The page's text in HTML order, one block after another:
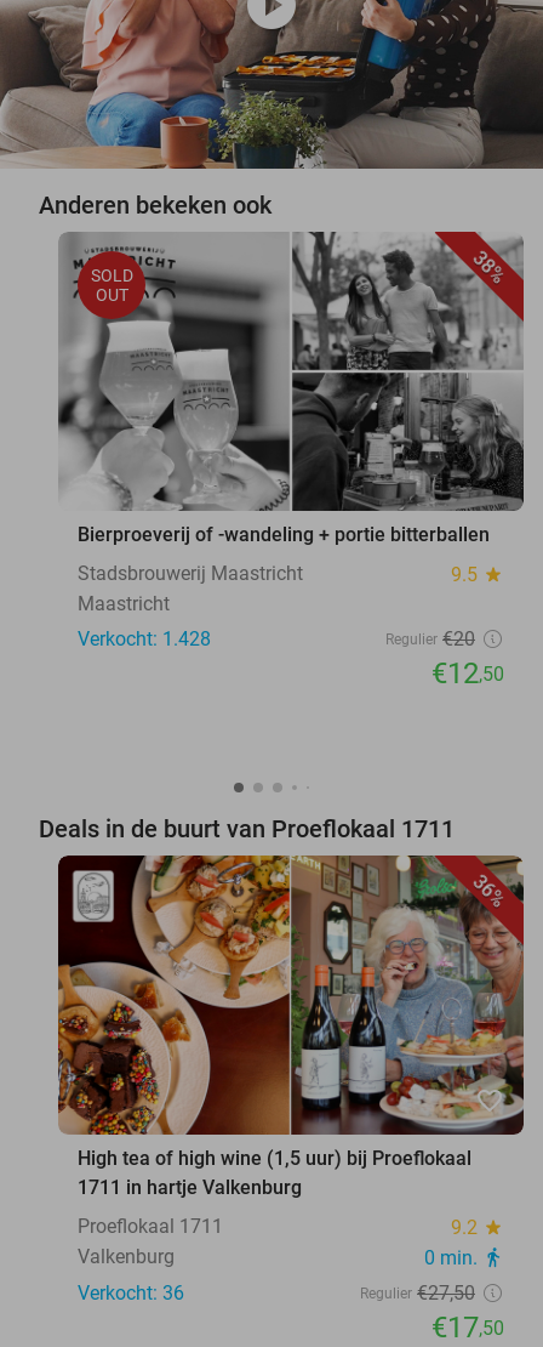
Anderen bekeken ook
38%
SOLD
OUT
Bierproeverij of -wandeling + portie bitterballen
Stadsbrouwerij Maastricht
9.5 star
Maastricht
Verkocht: 1.428
Regulier €20
€12,50
Deals in de buurt van Proeflokaal 1711
36%
favorite_border
High tea of high wine (1,5 uur) bij Proeflokaal
1711 in hartje Valkenburg
Proeflokaal 1711
9.2 star
Valkenburg 0 min. directions_walk
Verkocht: 36 Regulier €27,50
€17,50